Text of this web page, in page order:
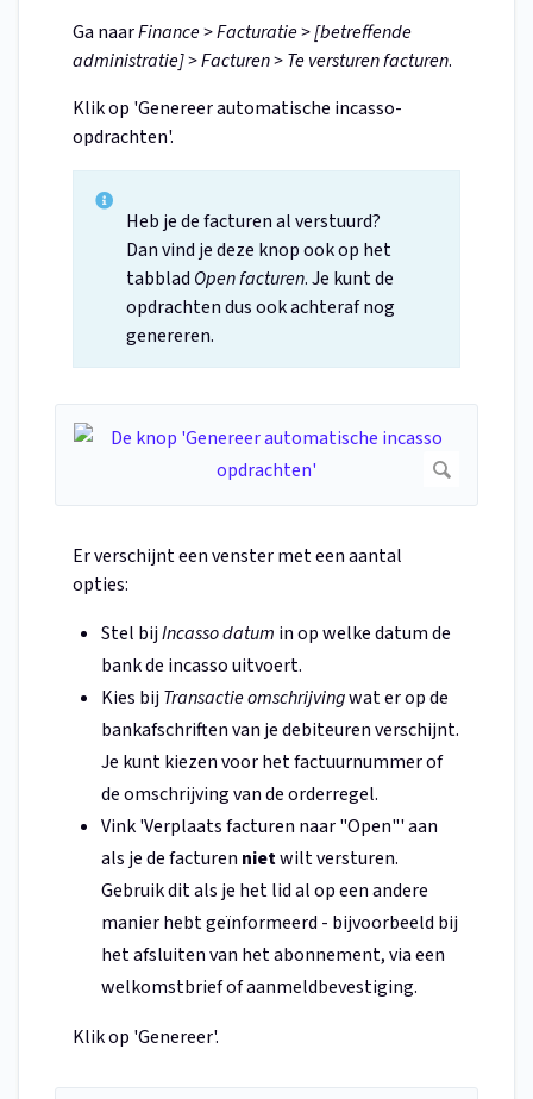
Ga naarFinance > Facturatie > [betreffende
administratie] > Facturen > Te versturen facturen.
Klik op 'Genereer automatische incasso-
opdrachten'.
Heb je de facturen al verstuurd?
Dan vind je deze knop ook op het
tabblad Open facturen. Je kunt de
opdrachten dus ook achteraf nog
genereren.
Er verschijnt een venster met een aantal
opties:
Stel bijIncasso datum in op welke datum de
bank de incasso uitvoert.
Kies bijTransactie omschrijvingwat er op de
bankafschriften van je debiteuren verschijnt.
Je kunt kiezen voor het factuurnummer of
de omschrijving van de orderregel.
Vink 'Verplaats facturen naar "Open"' aan
als je de facturen nietwilt versturen.
Gebruik dit als je het lid al op een andere
manier hebt geïnformeerd - bijvoorbeeld bij
het afsluiten van het abonnement, via een
welkomstbrief of aanmeldbevestiging.
Klik op 'Genereer'.